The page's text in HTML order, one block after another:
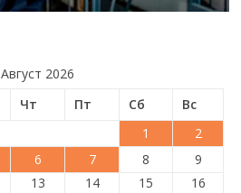
Август 2026
Чт Пт Сб
Вс
1
2
6 7 8
9
13 14 15
16